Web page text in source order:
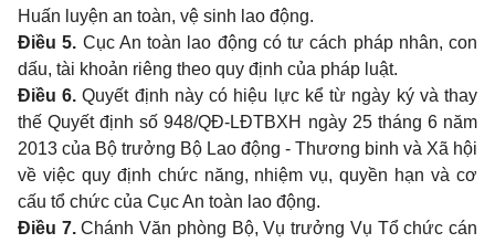
Huấn luyện an toàn, vệ sinh lao động.
Điều 5. Cục An toàn lao động có tư cách pháp nhân, con
dấu, tài khoản riêng theo quy định của pháp luật.
Điều 6. Quyết định này có hiệu lực kể từ ngày ký và thay
thế Quyết định số 948/QĐ-LĐTBXH ngày 25 tháng 6 năm
2013 của Bộ trưởng Bộ Lao động - Thương binh và Xã hội
về việc quy định chức năng, nhiệm vụ, quyền hạn và cơ
cấu tổ chức của Cục An toàn lao động.
Điều 7.Chánh Văn phòng Bộ, Vụ trưởng Vụ Tổ chức cán